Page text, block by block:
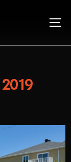
2019